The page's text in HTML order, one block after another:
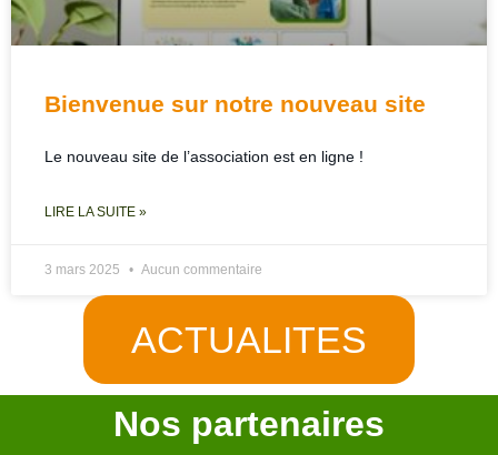
Bienvenue sur notre nouveau site
Le nouveau site de l’association est en ligne !
LIRE LA SUITE »
3 mars 2025 Aucun commentaire
ACTUALITES
Nos partenaires